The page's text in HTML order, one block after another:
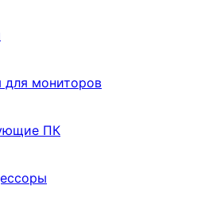
для мониторов
ПК